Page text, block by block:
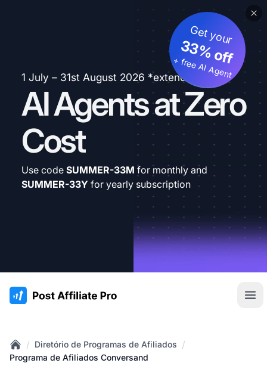
1 July – 31st August 2026 *extended
AI Agents at Zero
Cost
Get your
33% off
+ free AI Agent
Use code SUMMER-33M for monthly and
SUMMER-33Y for yearly subscription
:site.title
Home
/ Diretório de Programas de Afiliados /
Programa de Afiliados Conversand